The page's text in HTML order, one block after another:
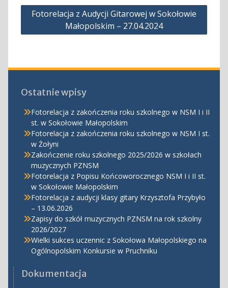
Nawigacja
Fotorelacja z Audycji Gitarowej w Sokołowie
Małopolskim – 27.04.2024
Ostatnie wpisy
Fotorelacja z zakończenia roku szkolnego w NSM I i II
st. w Sokołowie Małopolskim
Fotorelacja z zakończenia roku szkolnego w NSM I st.
w Żołyni
Zakończenie roku szkolnego 2025/2026 w szkołach
muzycznych PZNSM
Fotorelacja z Popisu Końcoworocznego NSM I i II st.
w Sokołowie Małopolskim
Fotorelacja z audycji klasy gitary Krzysztofa Przybyło
– 13.06.2026
Zapisy do szkół muzycznych PZNSM na rok szkolny
2026/2027
Wielki sukces uczennic z Sokołowa Małopolskiego na
Ogólnopolskim Konkursie w Pruchniku
Dokumentacja